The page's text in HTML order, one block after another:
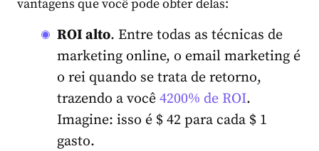
vantagens que você pode obter delas:
ROI alto. Entre todas as técnicas de
marketing online, o email marketing é
o rei quando se trata de retorno,
trazendo a você 4200% de ROI.
Imagine: isso é $ 42 para cada $ 1
gasto.